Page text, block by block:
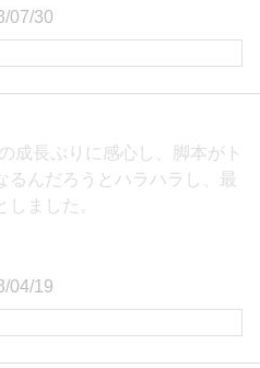
07/30
成長ぷりに感心し、脚本がト
るんだろうとハラハラし、最
ました。
04/19